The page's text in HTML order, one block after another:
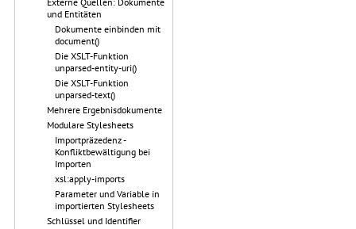
und Entitäten
Dokumente einbinden mit
document()
Die XSLT-Funktion
unparsed-entity-uri()
Die XSLT-Funktion
unparsed-text()
Mehrere Ergebnisdokumente
Modulare Stylesheets
Importpräzedenz -
Konfliktbewältigung bei
Importen
xsl:apply-imports
Parameter und Variable in
importierten Stylesheets
Schlüssel und Identifier